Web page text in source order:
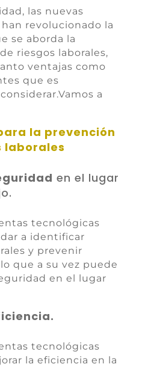
las nuevas
revolucionado la
se aborda la
riesgos laborales,
ventajas como
que es
a
la prevención
laborales
en el lugar
tecnológicas
a identificar
y prevenir
que a su vez puede
en el lugar
tecnológicas
la eficiencia en la